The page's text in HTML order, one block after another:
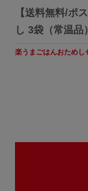
【送料無料/ポ
し 3袋（常温品）
楽うまごはんおためし